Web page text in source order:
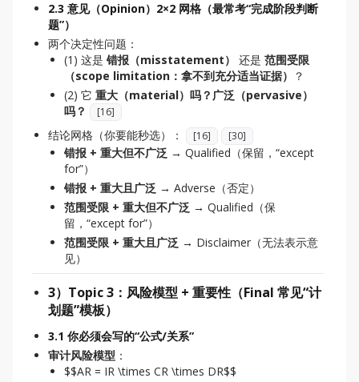
2.3 意见（Opinion）2×2 网格（最常考“完成阶段判断
题”）
两个决定性问题：
(1) 这是 错报（misstatement） 还是 范围受限
（scope limitation：拿不到充分适当证据）
？
(2) 它 重大（material）吗？广泛（pervasive）
吗？
[16]
结论网格（你要能秒选）： [16] [30]
错报 + 重大但不广泛 → Qualified（保留，“except
for”）
错报 + 重大且广泛 → Adverse（否定）
范围受限 + 重大但不广泛 → Qualified（保
留，“except for”）
范围受限 + 重大且广泛 → Disclaimer（无法表示意
见）
3）Topic 3：风险模型 + 重要性（Final 常见“计
划题”模板）
3.1 你必须会写的“公式/关系”
审计风险模型 ：
$$AR = IR \times CR \times DR$$